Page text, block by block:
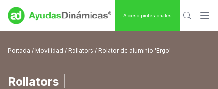
Acceso profesionales
Portada / Movilidad / Rollators / Rolator de aluminio 'Ergo'
Rollators